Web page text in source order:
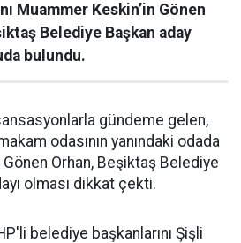
Muammer Keskin’in Gönen
Belediye Başkan aday
bulundu.
gündeme gelen,
odasının yanındaki odada
Orhan, Beşiktaş Belediye
olması dikkat çekti.
belediye başkanlarını Şişli